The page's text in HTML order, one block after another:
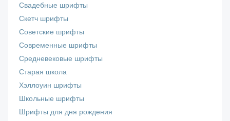
Свадебные шрифты
Скетч шрифты
Советские шрифты
Современные шрифты
Средневековые шрифты
Старая школа
Хэллоуин шрифты
Школьные шрифты
Шрифты для дня рождения